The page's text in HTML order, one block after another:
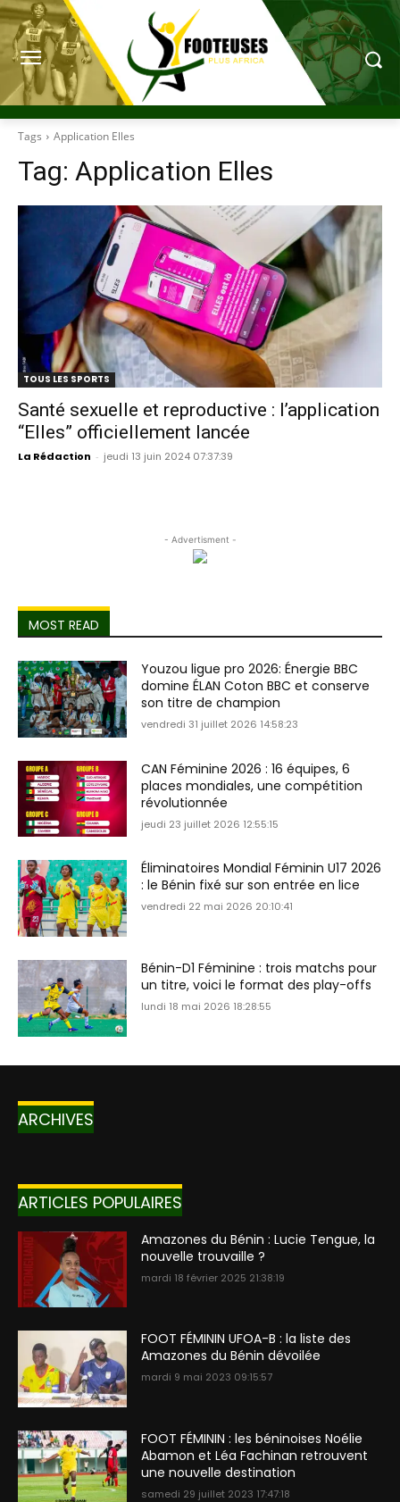
Tags Application Elles
Tag: Application Elles
TOUS LES SPORTS
Santé sexuelle et reproductive : l’application
“Elles” officiellement lancée
La Rédaction - jeudi 13 juin 2024 07:37:39
- Advertisment -
MOST READ
Youzou ligue pro 2026: Énergie BBC
domine ÉLAN Coton BBC et conserve
son titre de champion
vendredi 31 juillet 2026 14:58:23
CAN Féminine 2026 : 16 équipes, 6
places mondiales, une compétition
révolutionnée
jeudi 23 juillet 2026 12:55:15
Éliminatoires Mondial Féminin U17 2026
: le Bénin fixé sur son entrée en lice
vendredi 22 mai 2026 20:10:41
Bénin-D1 Féminine : trois matchs pour
un titre, voici le format des play-offs
lundi 18 mai 2026 18:28:55
ARCHIVES
ARTICLES POPULAIRES
Amazones du Bénin : Lucie Tengue, la
nouvelle trouvaille ?
mardi 18 février 2025 21:38:19
FOOT FÉMININ UFOA-B : la liste des
Amazones du Bénin dévoilée
mardi 9 mai 2023 09:15:57
FOOT FÉMININ : les béninoises Noélie
Abamon et Léa Fachinan retrouvent
une nouvelle destination
samedi 29 juillet 2023 17:47:18